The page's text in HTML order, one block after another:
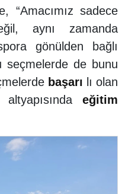
“Amacımız sadece
aynı zamanda
gönülden bağlı
seçmelerde de bunu
başarı lı olan
eğitim